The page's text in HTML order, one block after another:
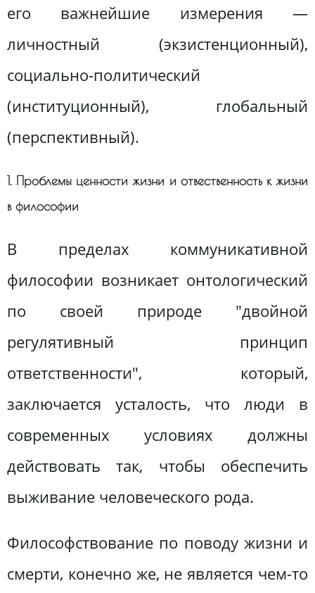
его важнейшие измерения —
личностный (экзистенционный),
социально-политический
(институционный), глобальный
(перспективный).
1. Проблемы ценности жизни и отвественность к жизни
в философии
В пределах коммуникативной
философии возникает онтологический
по своей природе "двойной
регулятивный принцип
ответственности", который,
заключается усталость, что люди в
современных условиях должны
действовать так, чтобы обеспечить
выживание человеческого рода.
Философствование по поводу жизни и
смерти, конечно же, не является чем-то